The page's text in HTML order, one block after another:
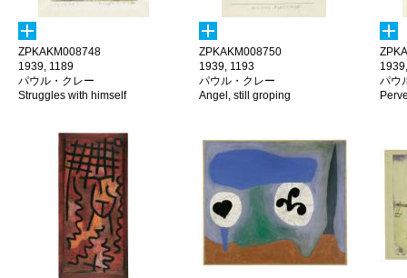
ZPKAKM008748
1939, 1189
パウル・クレー
Struggles with himself
ZPKAKM008750
1939, 1193
パウル・クレー
Angel, still groping
パウ